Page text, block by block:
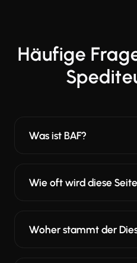
Häufige
Was ist BAF?
Wie oft wird diese
Woher stammt der